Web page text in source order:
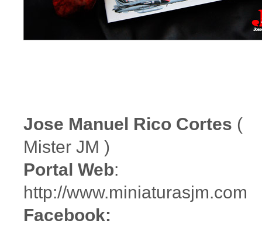
Jose Manuel Rico Cortes (
Mister JM )
Portal Web:
http://www.miniaturasjm.com
Facebook: